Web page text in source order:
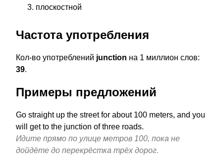
плоскостной
Частота употребления
Кол-во употреблений junction на 1 миллион слов:
39.
Примеры предложений
Go straight up the street for about 100 meters, and you
will get to the junction of three roads.
Идите прямо по улице метров 100, пока не
дойдёте до перекрёстка трёх дорог.